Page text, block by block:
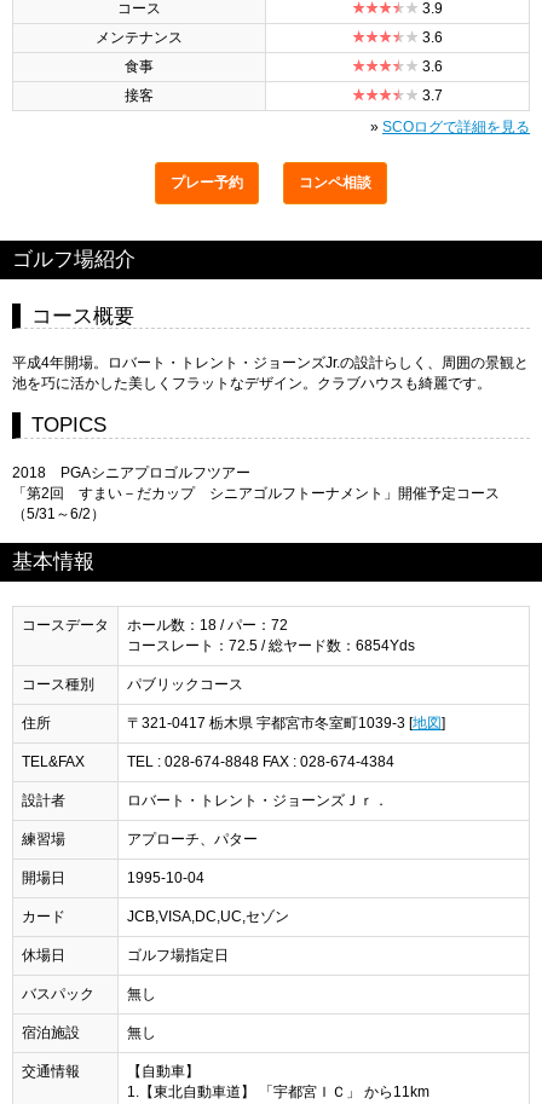
コース
3.9
メンテナンス
3.6
食事
3.6
接客
3.7
» SCOログで詳細を見る
プレー予約 コンペ相談
ゴルフ場紹介
コース概要
平成4年開場。ロバート・トレント・ジョーンズJr.の設計らしく、周囲の景観と
池を巧に活かした美しくフラットなデザイン。クラブハウスも綺麗です。
TOPICS
2018 PGAシニアプロゴルフツアー
「第2回 すまい－だカップ シニアゴルフトーナメント」開催予定コース
（5/31～6/2）
基本情報
コースデータ
ホール数：18 / パー：72
コースレート：72.5 / 総ヤード数：6854Yds
コース種別 パブリックコース
住所 〒321-0417 栃木県 宇都宮市冬室町1039-3 [地図]
TEL&FAX TEL : 028-674-8848 FAX : 028-674-4384
設計者 ロバート・トレント・ジョーンズＪｒ．
練習場 アプローチ、パター
開場日 1995-10-04
カード JCB,VISA,DC,UC,セゾン
休場日 ゴルフ場指定日
バスパック 無し
宿泊施設 無し
交通情報
【自動車】
1.【東北自動車道】 「宇都宮ＩＣ」 から11km